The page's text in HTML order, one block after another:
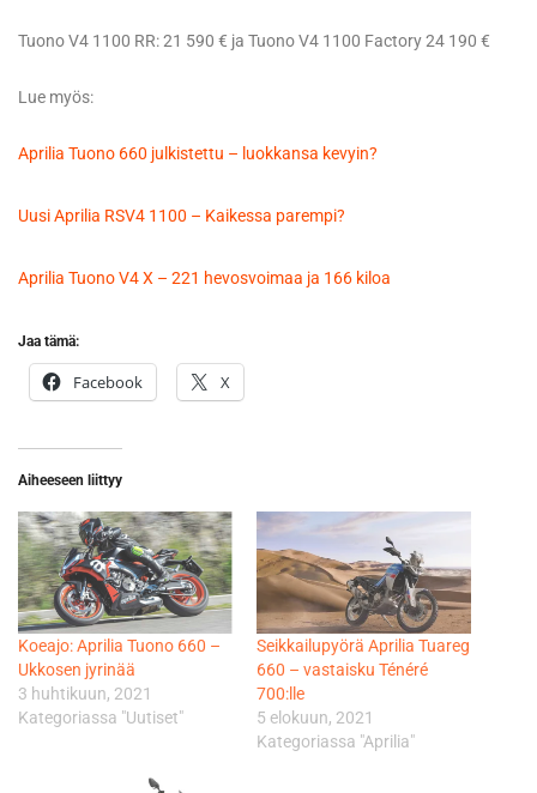
Tuono V4 1100 RR: 21 590 € ja Tuono V4 1100 Factory 24 190 €
Lue myös:
Aprilia Tuono 660 julkistettu – luokkansa kevyin?
Uusi Aprilia RSV4 1100 – Kaikessa parempi?
Aprilia Tuono V4 X – 221 hevosvoimaa ja 166 kiloa
Jaa tämä:
Facebook X
Aiheeseen liittyy
Koeajo: Aprilia Tuono 660 –
Ukkosen jyrinää
3 huhtikuun, 2021
Kategoriassa "Uutiset"
Seikkailupyörä Aprilia Tuareg
660 – vastaisku Ténéré
700:lle
5 elokuun, 2021
Kategoriassa "Aprilia"